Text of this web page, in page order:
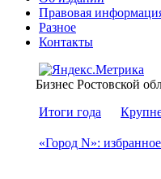
Правовая
Разное
Контакты
Бизнес Ростовской
Итоги года
«Город N»: избранное